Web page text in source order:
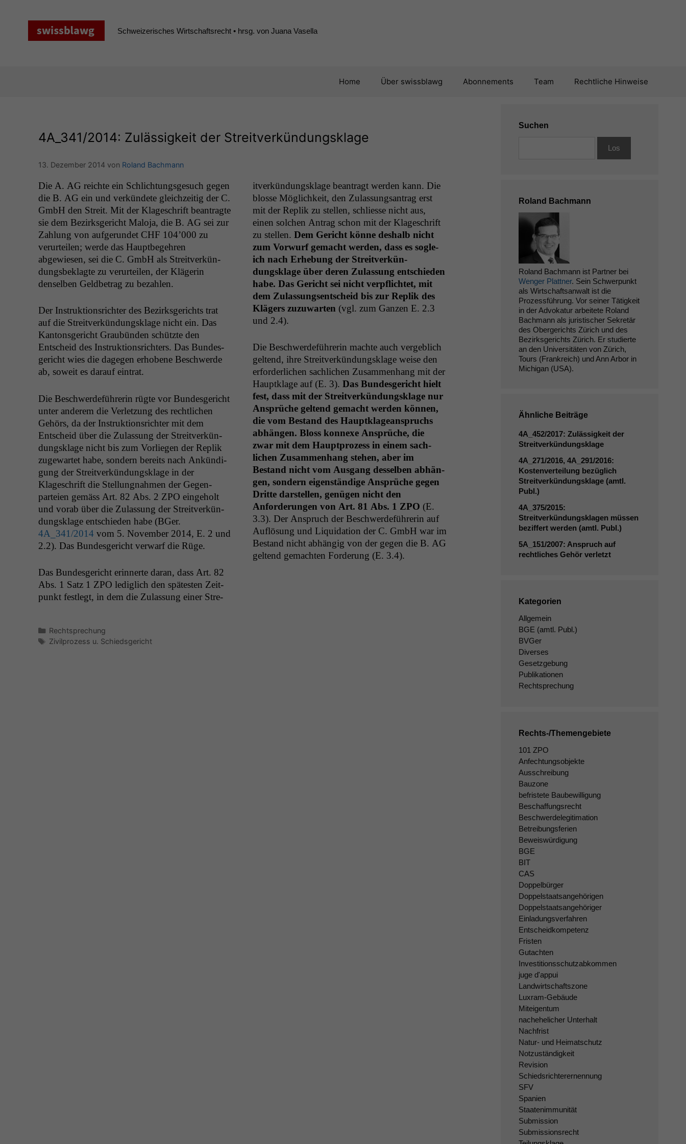
Schweizerisches Wirtschaftsrecht • hrsg. von Juana Vasella
Home Über swissblawg Abonnements Team Rechtliche Hinweise
4A_341/2014: Zulässigkeit der Streitverkündungsklage
13. Dezember 2014 von Roland Bachmann
Die A. AG reichte ein Schlich­tungs­ge­such gegen
die B. AG ein und verkün­dete gle­ichzeit­ig der C.
GmbH den Stre­it. Mit der Klageschrift beantragte
sie dem Bezirks­gericht Mal­o­ja, die B. AG sei zur
Zahlung von aufgerun­det CHF 104’000 zu
verurteilen; werde das Haupt­begehren
abgewiesen, sei die C. GmbH als Stre­itverkün­
dungs­beklagte zu verurteilen, der Klägerin
densel­ben Geld­be­trag zu bezahlen.
Der Instruk­tion­srichter des Bezirks­gerichts trat
auf die Stre­itverkün­dungsklage nicht ein. Das
Kan­ton­s­gericht Graubün­den schützte den
Entscheid des Instruk­tion­srichters. Das Bun­des­
gericht wies die dage­gen erhobene Beschw­erde
ab, soweit es darauf eintrat.
Die Beschw­erde­führerin rügte vor Bun­des­gericht
unter anderem die Ver­let­zung des rechtlichen
Gehörs, da der Instruk­tion­srichter mit dem
Entscheid über die Zulas­sung der Stre­itverkün­
dungsklage nicht bis zum Vor­liegen der Rep­lik
zuge­wartet habe, son­dern bere­its nach Ankündi­
gung der Stre­itverkün­dungsklage in der
Klageschrift die Stel­lung­nah­men der Gegen­
parteien gemäss Art. 82 Abs. 2 ZPO einge­holt
und vor­ab über die Zulas­sung der Stre­itverkün­
dungsklage entsch­ieden habe (BGer.
4A_341/2014 vom 5. Novem­ber 2014, E. 2 und
2.2). Das Bun­des­gericht ver­warf die Rüge.
Das Bun­des­gericht erin­nerte daran, dass Art. 82
Abs. 1 Satz 1 ZPO lediglich den spätesten Zeit­
punkt fes­tlegt, in dem die Zulas­sung ein­er Stre­
itverkün­dungsklage beantragt wer­den kann. Die
blosse Möglichkeit, den Zulas­sungsantrag erst
mit der Rep­lik zu stellen, schliesse nicht aus,
einen solchen Antrag schon mit der Klageschrift
zu stellen. Dem Gericht könne deshalb nicht
zum Vor­wurf gemacht wer­den, dass es sogle­
ich nach Erhe­bung der Stre­itverkün­
dungsklage über deren Zulas­sung entsch­ieden
habe. Das Gericht sei nicht verpflichtet, mit
dem Zulas­sungsentscheid bis zur Rep­lik des
Klägers zuzuwarten (vgl. zum Ganzen E. 2.3
und 2.4).
Die Beschw­erde­führerin machte auch verge­blich
gel­tend, ihre Stre­itverkün­dungsklage weise den
erforder­lichen sach­lichen Zusam­men­hang mit der
Haup­tk­lage auf (E. 3). Das Bun­des­gericht hielt
fest, dass mit der Stre­itverkün­dungsklage nur
Ansprüche gel­tend gemacht wer­den kön­nen,
die vom Bestand des Haup­tk­lageanspruchs
abhän­gen. Bloss kon­nexe Ansprüche, die
zwar mit dem Haupt­prozess in einem sach­
lichen Zusam­men­hang ste­hen, aber im
Bestand nicht vom Aus­gang des­sel­ben abhän­
gen, son­dern eigen­ständi­ge Ansprüche gegen
Dritte darstellen, genü­gen nicht den
Anforderun­gen von Art. 81 Abs. 1 ZPO (E.
3.3). Der Anspruch der Beschw­erde­führerin auf
Auflö­sung und Liq­ui­da­tion der C. GmbH war im
Bestand nicht abhängig von der gegen die B. AG
gel­tend gemacht­en Forderung (E. 3.4).
Kategorien
Rechtsprechung
Schlagwörter
Zivilprozess u. Schiedsgericht
Suchen
Roland Bachmann
Roland Bachmann ist Partner bei
Wenger Plattner. Sein Schwerpunkt
als Wirtschaftsanwalt ist die
Prozessführung. Vor seiner Tätigkeit
in der Advokatur arbeitete Roland
Bachmann als juristischer Sekretär
des Obergerichts Zürich und des
Bezirksgerichts Zürich. Er studierte
an den Universitäten von Zürich,
Tours (Frankreich) und Ann Arbor in
Michigan (USA).
Ähnliche Beiträge
4A_452/2017: Zulässigkeit der
Streitverkündungsklage
4A_271/2016, 4A_291/2016:
Kostenverteilung bezüglich
Streitverkündungsklage (amtl.
Publ.)
4A_375/2015:
Streitverkündungsklagen müssen
beziffert werden (amtl. Publ.)
5A_151/2007: Anspruch auf
rechtliches Gehör verletzt
Kategorien
Allgemein
BGE (amtl. Publ.)
BVGer
Diverses
Gesetzgebung
Publikationen
Rechtsprechung
Rechts-/Themengebiete
101 ZPO
Anfechtungsobjekte
Ausschreibung
Bauzone
befristete Baubewilligung
Beschaffungsrecht
Beschwerdelegitimation
Betreibungsferien
Beweiswürdigung
BGE
BIT
CAS
Doppelbürger
Doppelstaatsangehörigen
Doppelstaatsangehöriger
Einladungsverfahren
Entscheidkompetenz
Fristen
Gutachten
Investitionsschutzabkommen
juge d'appui
Landwirtschaftszone
Luxram-Gebäude
Miteigentum
nachehelicher Unterhalt
Nachfrist
Natur- und Heimatschutz
Notzuständigkeit
Revision
Schiedsrichterernennung
SFV
Spanien
Staatenimmunität
Submission
Submissionsrecht